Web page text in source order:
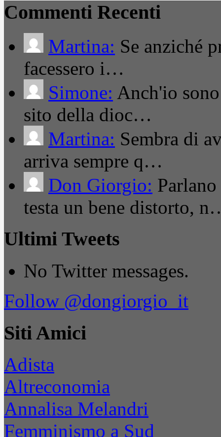
Commenti Recenti
Martina: Se anziché
facessero i…
Simone: Anch'io
sito della dioc…
Martina: Sembra di
arriva sempre q…
Don Giorgio:
testa un bene distorto,
Ultimi Tweets
No Twitter messages.
Follow @dongiorgio_it
Siti Amici
Adista
Altreconomia
Annalisa Melandri
Femminismo a Sud